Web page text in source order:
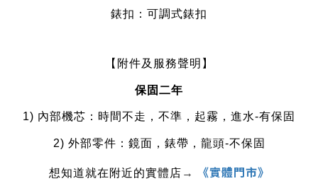
錶扣：可調式錶扣
【附件及服務聲明】
保固二年
1) 內部機芯：時間不走，不準，起霧，進水-有保固
2) 外部零件：鏡面，錶帶，龍頭-不保固
想知道就在附近的實體店 → 《實體門市》